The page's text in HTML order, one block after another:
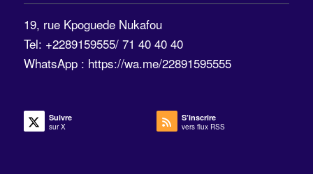
19, rue Kpoguede Nukafou
Tel: +2289159555/ 71 40 40 40
WhatsApp : https://wa.me/22891595555
Suivre
sur X
S’inscrire
vers flux RSS